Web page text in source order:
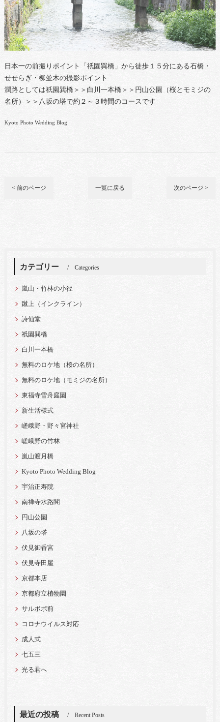
日本一の前撮りポイント「祇園巽橋」から徒歩１５分にある石橋・
せせらぎ・柳並木の撮影ポイント
潤路としては祇園巽橋＞＞白川一本橋＞＞円山公園（桜とモミジの
名所）＞＞八坂の塔で約２～３時間のコースです
Kyoto Photo Wedding Blog
< 前のページ 一覧に戻る 次のページ >
カテゴリー Categories
嵐山・竹林の小径
蹴上（インクライン）
詩仙堂
祇園巽橋
白川一本橋
無料のロケ地（桜の名所）
無料のロケ地（モミジの名所）
東福寺雪舟庭園
新生活様式
嵯峨野・野々宮神社
嵯峨野の竹林
嵐山渡月橋
Kyoto Photo Wedding Blog
宇治正寿院
南禅寺水路閣
円山公園
八坂の塔
伏見御香宮
伏見寺田屋
京都本店
京都府立植物園
サルボボ前
コロナウイルス対応
成人式
七五三
光る君へ
最近の投稿 Recent Posts